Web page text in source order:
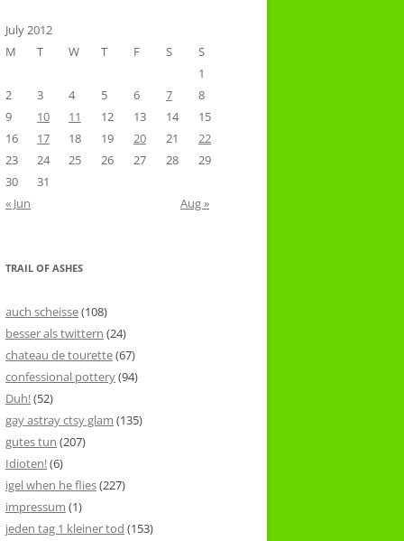
July 2012
M
T W T F S
S
1
2
3 4 5 6 7
8
9
10 11 12 13 14
15
16
17 18 19 20 21
22
23
24 25 26 27 28
29
30
31
« Jun
Aug »
TRAIL OF ASHES
auch scheisse(108)
besser als twittern (24)
chateau de tourette(67)
confessional pottery(94)
Duh!(52)
gay astray ctsy glam (135)
gutes tun (207)
Idioten!(6)
igel when he flies(227)
impressum (1)
jeden tag 1 kleiner tod (153)